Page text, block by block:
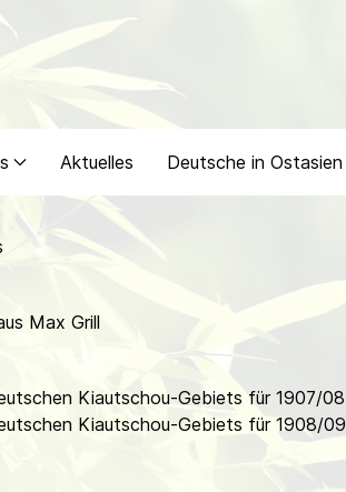
Aktuelles Deutsche in Ostasien
Max Grill
Kiautschou-Gebiets für 1907/08
Kiautschou-Gebiets für 1908/09